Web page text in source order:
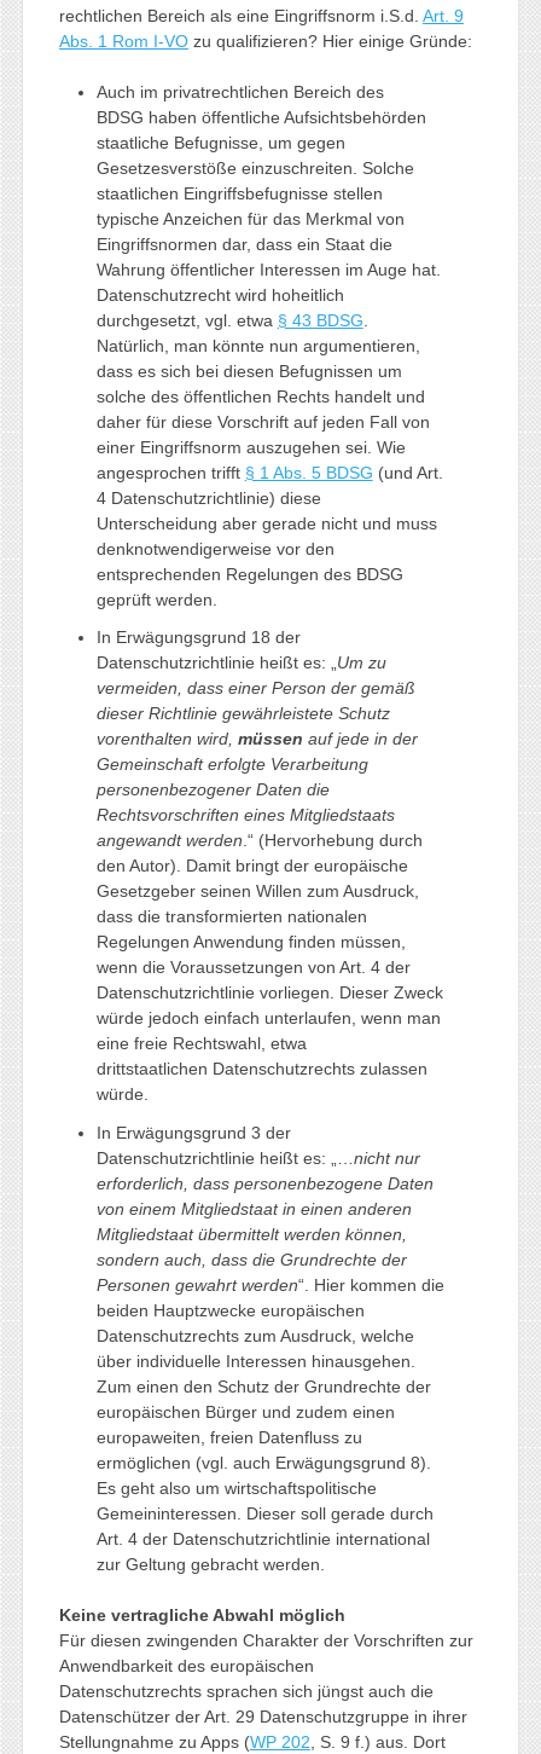
rechtlichen Bereich als eine Eingriffsnorm i.S.d. Art. 9
Abs. 1 Rom I-VOzu qualifizieren? Hier einige Gründe:
Auch im privatrechtlichen Bereich des
BDSG haben öffentliche Aufsichtsbehörden
staatliche Befugnisse, um gegen
Gesetzesverstöße einzuschreiten. Solche
staatlichen Eingriffsbefugnisse stellen
typische Anzeichen für das Merkmal von
Eingriffsnormen dar, dass ein Staat die
Wahrung öffentlicher Interessen im Auge hat.
Datenschutzrecht wird hoheitlich
durchgesetzt, vgl. etwa § 43 BDSG
Natürlich, man könnte nun argumentieren,
dass es sich bei diesen Befugnissen um
solche des öffentlichen Rechts handelt und
daher für diese Vorschrift auf jeden Fall von
einer Eingriffsnorm auszugehen sei. Wie
angesprochen trifft § 1 Abs. 5 BDSG (und Art.
4 Datenschutzrichtlinie) diese
Unterscheidung aber gerade nicht und muss
denknotwendigerweise vor den
entsprechenden Regelungen des BDSG
geprüft werden.
In Erwägungsgrund 18 der
Datenschutzrichtlinie heißt es: „ Um zu
vermeiden, dass einer Person der gemäß
dieser Richtlinie gewährleistete Schutz
vorenthalten wird, müssen auf jede in der
Gemeinschaft erfolgte Verarbeitung
personenbezogener Daten die
Rechtsvorschriften eines Mitgliedstaats
angewandt werden .“ (Hervorhebung durch
den Autor). Damit bringt der europäische
Gesetzgeber seinen Willen zum Ausdruck,
dass die transformierten nationalen
Regelungen Anwendung finden müssen,
wenn die Voraussetzungen von Art. 4 der
Datenschutzrichtlinie vorliegen. Dieser Zweck
würde jedoch einfach unterlaufen, wenn man
eine freie Rechtswahl, etwa
drittstaatlichen Datenschutzrechts zulassen
würde.
In Erwägungsgrund 3 der
Datenschutzrichtlinie heißt es: „… nicht nur
erforderlich, dass personenbezogene Daten
von einem Mitgliedstaat in einen anderen
Mitgliedstaat übermittelt werden können,
sondern auch, dass die Grundrechte der
Personen gewahrt werden“. Hier kommen die
beiden Hauptzwecke europäischen
Datenschutzrechts zum Ausdruck, welche
über individuelle Interessen hinausgehen.
Zum einen den Schutz der Grundrechte der
europäischen Bürger und zudem einen
europaweiten, freien Datenfluss zu
ermöglichen (vgl. auch Erwägungsgrund 8).
Es geht also um wirtschaftspolitische
Gemeininteressen. Dieser soll gerade durch
Art. 4 der Datenschutzrichtlinie international
zur Geltung gebracht werden.
Keine vertragliche Abwahl möglich
Für diesen zwingenden Charakter der Vorschriften zur
Anwendbarkeit des europäischen
Datenschutzrechts sprachen sich jüngst auch die
Datenschützer der Art. 29 Datenschutzgruppe in ihrer
Stellungnahme zu Apps (WP 202 , S. 9 f.) aus. Dort